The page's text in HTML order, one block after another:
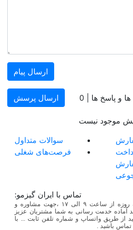
ارسال پیام
و پاسخ ها | 0 ارسال پرسش
موجود نیست
سوالات متداول
فرصت‌های شغلی
تماس با ایران گیزمو:
مجموعه ایران گیزمو همه روزه از ساعت ۹ الی ۱۷ ،جهت مشاوره و
آماده خدمت رسانی به شما مشتریان عزیز
از طریق واتساپ و شماره تلفن ثابت ... با
تماس باشید .